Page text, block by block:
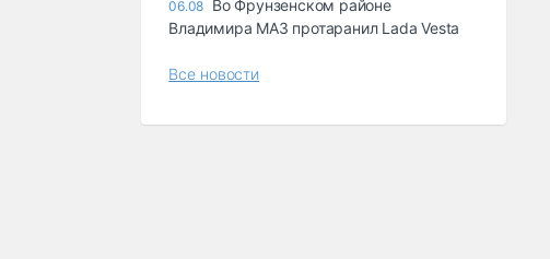
06.08 Во Фрунзенском районе
Владимира МАЗ протаранил Lada Vesta
Все новости